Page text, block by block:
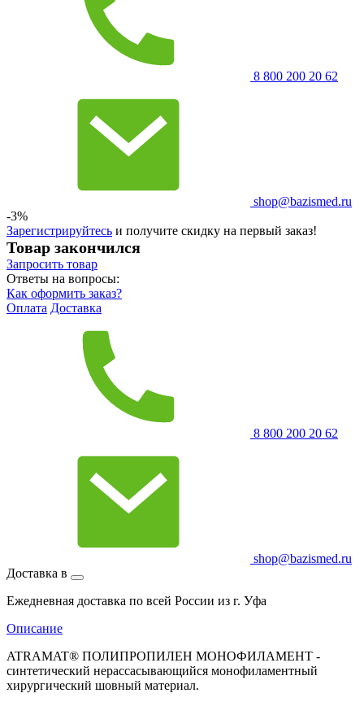
8 800 200 20 62
shop@bazismed.ru
-3%
Зарегистрируйтесь и получите скидку на первый заказ!
Товар закончился
Запросить товар
Ответы на вопросы:
Как оформить заказ?
Оплата Доставка
8 800 200 20 62
shop@bazismed.ru
Доставка в
Ежедневная доставка по всей России из г. Уфа
Описание
ATRAMAT® ПОЛИПРОПИЛЕН МОНОФИЛАМЕНТ -
синтетический нерассасывающийся монофиламентный
хирургический шовный материал.